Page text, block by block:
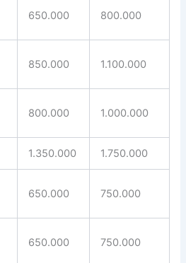
650.000 800.000
850.000 1.100.000
800.000 1.000.000
1.350.000 1.750.000
650.000 750.000
650.000 750.000